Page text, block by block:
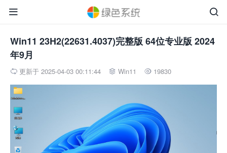


Win11 23H2(22631.4037)完整版 64位专业版 2024
年9月
 更新于 2025-04-03 00:11:44  Win11  19830